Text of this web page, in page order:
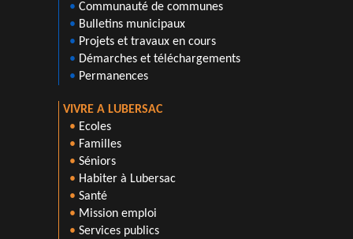
• Communauté de communes
• Bulletins municipaux
• Projets et travaux en cours
• Démarches et téléchargements
• Permanences
VIVRE A LUBERSAC
• Ecoles
• Familles
• Séniors
• Habiter à Lubersac
• Santé
• Mission emploi
• Services publics